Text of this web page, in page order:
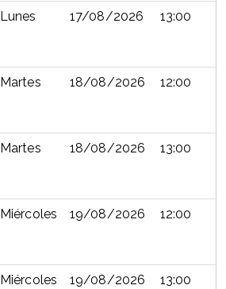
Lunes 17/08/2026 13:00
Martes 18/08/2026 12:00
Martes 18/08/2026 13:00
Miércoles 19/08/2026 12:00
Miércoles 19/08/2026 13:00